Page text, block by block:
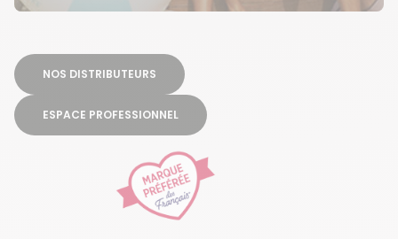
NOS DISTRIBUTEURS
ESPACE PROFESSIONNEL